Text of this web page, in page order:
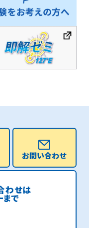
お問い合わせ
わせは
まで